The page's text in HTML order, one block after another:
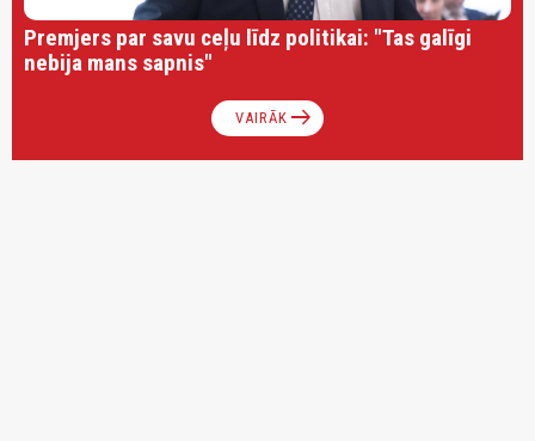
Premjers par savu ceļu līdz politikai: "Tas galīgi
nebija mans sapnis"
VAIRĀK arrow_right_alt